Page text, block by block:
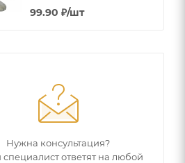
99.90 ₽/шт
Нужна консультация?
ответят на любой